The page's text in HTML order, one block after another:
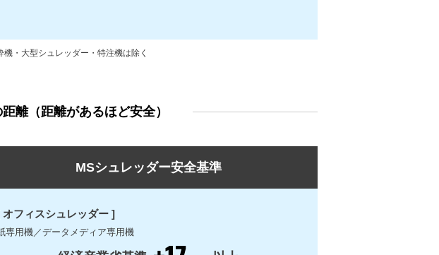
・大型シュレッダー・特注機は除く
離（距離があるほど安全）
MSシュレッダー安全基準
オフィスシュレッダー ]
専用機／データメディア専用機